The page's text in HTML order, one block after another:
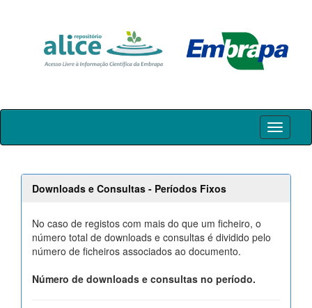
Skip
Downloads e Consultas - Períodos Fixos
No caso de registos com mais do que um ficheiro, o
número total de downloads e consultas é dividido pelo
número de ficheiros associados ao documento.
Número de downloads e consultas no período.